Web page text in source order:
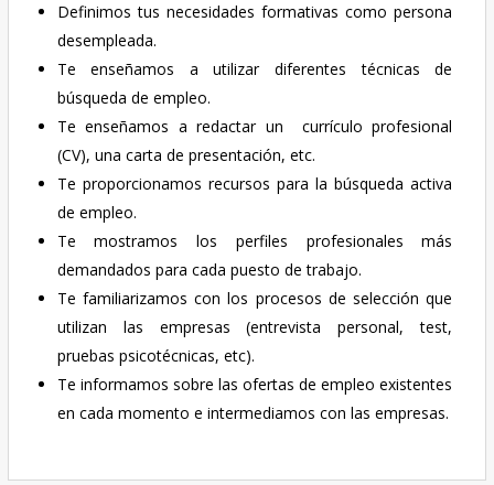
Definimos tus necesidades formativas como persona
desempleada.
Te enseñamos a utilizar diferentes técnicas de
búsqueda de empleo.
Te enseñamos a redactar un currículo profesional
(CV), una carta de presentación, etc.
Te proporcionamos recursos para la búsqueda activa
de empleo.
Te mostramos los perfiles profesionales más
demandados para cada puesto de trabajo.
Te familiarizamos con los procesos de selección que
utilizan las empresas (entrevista personal, test,
pruebas psicotécnicas, etc).
Te informamos sobre las ofertas de empleo existentes
en cada momento e intermediamos con las empresas.